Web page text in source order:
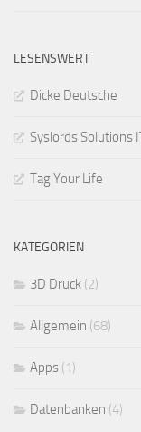
LESENSWERT
Dicke Deutsche
Syslords Solutions
Tag Your Life
KATEGORIEN
3D Druck (2)
Allgemein (68)
Apps (1)
Datenbanken (4)